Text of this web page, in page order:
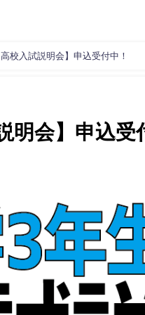
高校入試説明会】申込受付中！
明会】申込受